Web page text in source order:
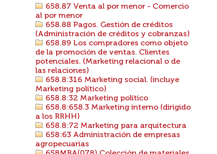
658.87 Venta al por menor - Comercio
al por menor
658.88 Pagos. Gestión de créditos
(Administración de créditos y cobranzas)
658.89 Los compradores como objeto
de la promoción de ventas. Clientes
potenciales. (Marketing relacional o de
las relaciones)
658.8:316 Marketing social. (incluye
Marketing político)
658.8:32 Marketing político
658.8:658.3 Marketing interno (dirigido
a los RRHH)
658.8:72 Marketing para arquitectura
658:63 Administración de empresas
agropecuarias